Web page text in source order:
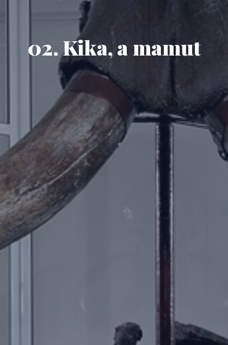
02. Kika, a mamut